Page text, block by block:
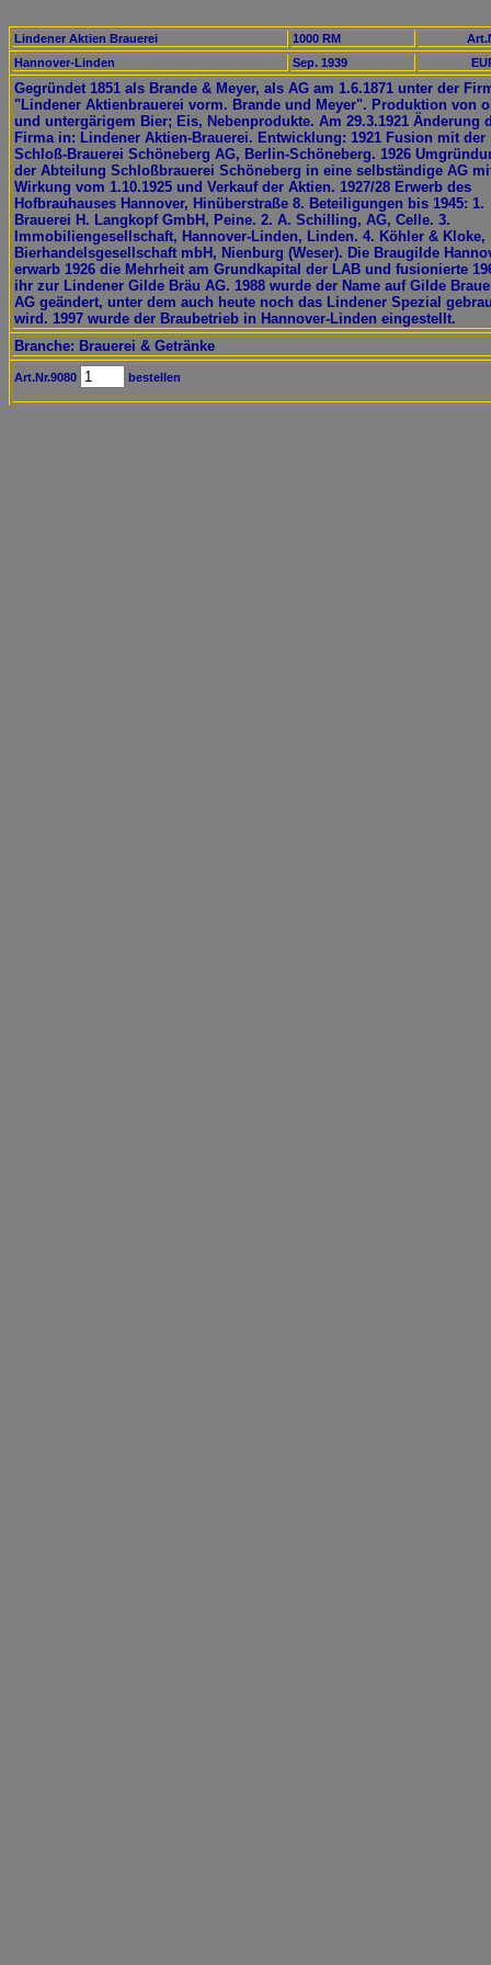
Lindener Aktien Brauerei 1000 RM
Hannover-Linden
Sep. 1939
Gegründet 1851 als Brande & Meyer, als AG am 1.6.1871 unter der
"Lindener Aktienbrauerei vorm. Brande und Meyer". Produktion von
und untergärigem Bier; Eis, Nebenprodukte. Am 29.3.1921 Änderung
Firma in: Lindener Aktien-Brauerei. Entwicklung: 1921 Fusion mit der
Schloß-Brauerei Schöneberg AG, Berlin-Schöneberg. 1926
der Abteilung Schloßbrauerei Schöneberg in eine selbständige AG
Wirkung vom 1.10.1925 und Verkauf der Aktien. 1927/28 Erwerb des
Hofbrauhauses Hannover, Hinüberstraße 8. Beteiligungen bis 1945: 1.
Brauerei H. Langkopf GmbH, Peine. 2. A. Schilling, AG, Celle. 3.
Immobiliengesellschaft, Hannover-Linden, Linden. 4. Köhler & Kloke,
Bierhandelsgesellschaft mbH, Nienburg (Weser). Die Braugilde
erwarb 1926 die Mehrheit am Grundkapital der LAB und fusionierte
ihr zur Lindener Gilde Bräu AG. 1988 wurde der Name auf Gilde
AG geändert, unter dem auch heute noch das Lindener Spezial
wird. 1997 wurde der Braubetrieb in Hannover-Linden eingestellt.
Branche: Brauerei & Getränke
Art.Nr.9080 bestellen